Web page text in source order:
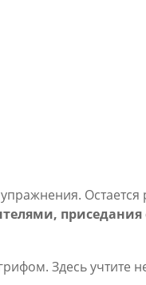
приседания
Здесь учтите